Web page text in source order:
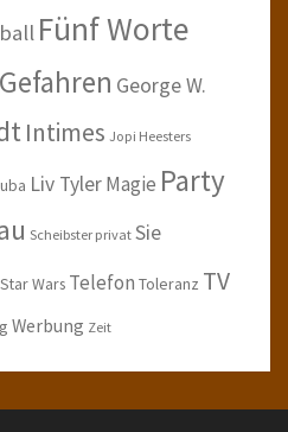
Fünf Worte
Gefahren George W.
Intimes Jopi Heesters
Liv TylerMagie Party
Scheibster privat Sie
Star Wars Telefon Toleranz TV
Werbung Zeit